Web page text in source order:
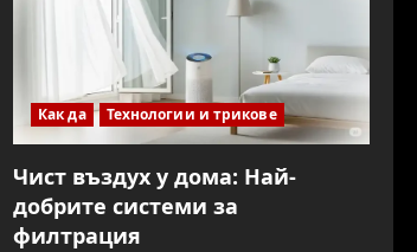
Как да Технологии и трикове
Чист въздух у дома: Най-
добрите системи за
филтрация